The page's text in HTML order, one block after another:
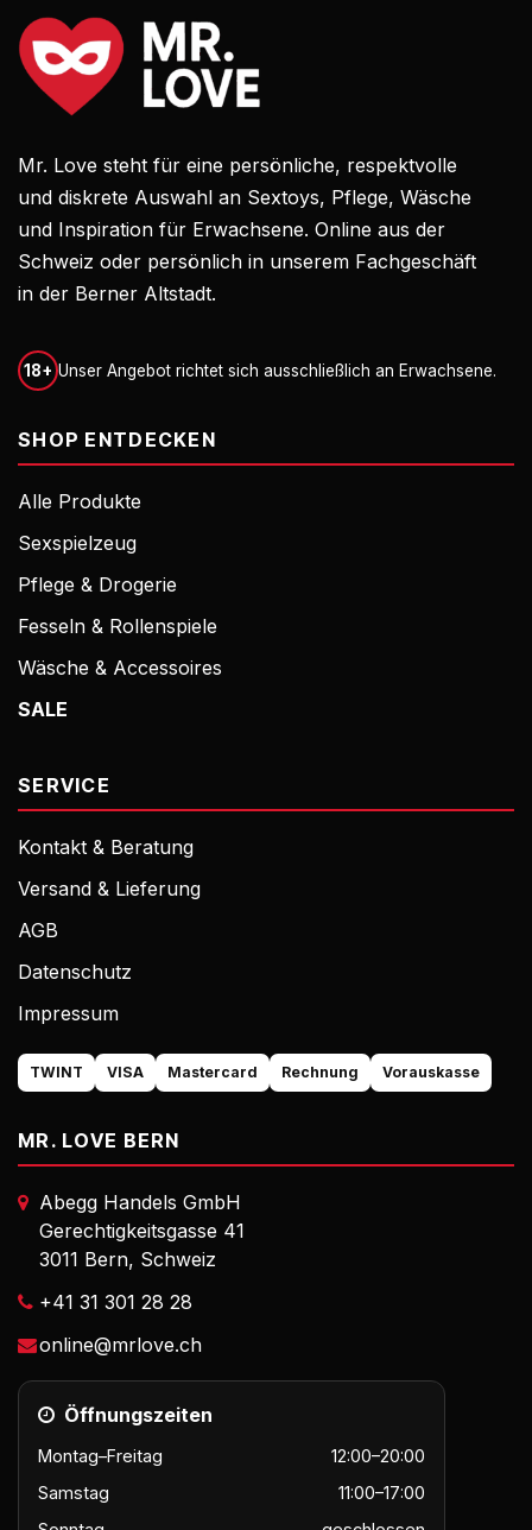
Mr. Love steht für eine persönliche, respektvolle
und diskrete Auswahl an Sextoys, Pflege, Wäsche
und Inspiration für Erwachsene. Online aus der
Schweiz oder persönlich in unserem Fachgeschäft
in der Berner Altstadt.
18+ Unser Angebot richtet sich ausschließlich an Erwachsene.
SHOP ENTDECKEN
Alle Produkte
Sexspielzeug
Pflege & Drogerie
Fesseln & Rollenspiele
Wäsche & Accessoires
SALE
SERVICE
Kontakt & Beratung
Versand & Lieferung
AGB
Datenschutz
Impressum
TWINT VISA Mastercard Rechnung Vorauskasse
MR. LOVE BERN
Abegg Handels GmbH
Gerechtigkeitsgasse 41
3011 Bern, Schweiz
+41 31 301 28 28
online@mrlove.ch
Öffnungszeiten
Montag–Freitag
12:00–20:00
Samstag
11:00–17:00